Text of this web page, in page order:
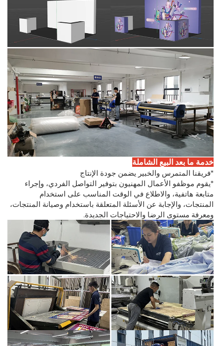
خدمة ما بعد البيع الشاملة
*فريقنا المتمرس والخبير يضمن جودة الإنتاج
*يقوم موظفو الأعمال المهنيون بتوفير التواصل الفردي، وإجراء
متابعة هاتفية، والاطلاع في الوقت المناسب على استخدام
المنتجات، والإجابة عن الأسئلة المتعلقة باستخدام وصيانة المنتجات،
ومعرفة مستوى الرضا والاحتياجات الجديدة.